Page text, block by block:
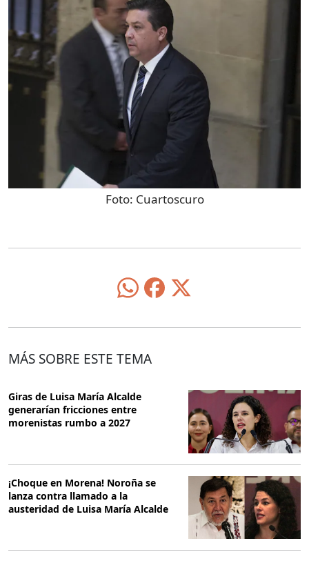
Foto: Cuartoscuro
MÁS SOBRE ESTE TEMA
Giras de Luisa María Alcalde
generarían fricciones entre
morenistas rumbo a 2027
¡Choque en Morena! Noroña se
lanza contra llamado a la
austeridad de Luisa María Alcalde